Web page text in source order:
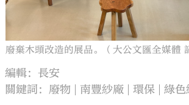
廢棄木頭改造的展品。（大公文匯全媒體
編輯：長安
關鍵詞： 廢物 南豐紗廠 環保 綠色